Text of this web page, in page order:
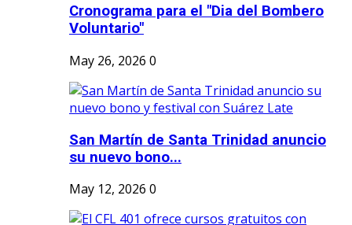
Cronograma para el "Dia del Bombero
Voluntario"
May 26, 2026 0
San Martín de Santa Trinidad anuncio
su nuevo bono...
May 12, 2026 0